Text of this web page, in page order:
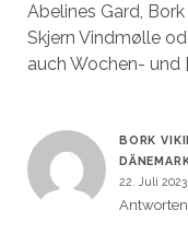
Abelines Gard,
Skjern Vindmølle
auch Wochen- und
BORK
22. Juli 2023
Antworten